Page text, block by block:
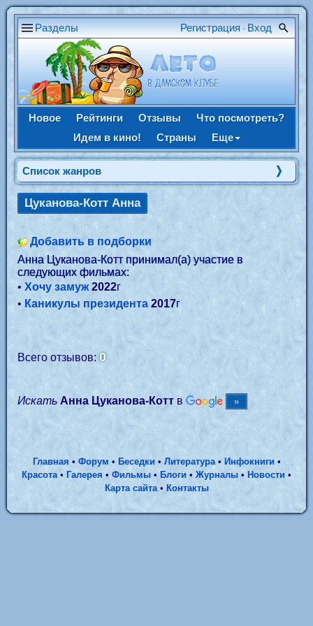
Разделы Регистрация • Вход
Новое Рейтинги Отзывы
Что посмотреть?
Идем в кино!
Страны Еще
Список жанров
Цуканова-Котт Анна
Добавить в подборки
Анна Цуканова-Котт принимал(а) участие в
следующих фильмах:
•Хочу замуж 2022г
• Каникулы президента 2017г
Всего отзывов:0
Искать Анна Цуканова-Коттв
Главная •Форум•Беседки• Литература• Инфокниги•
Красота• Галерея • Фильмы •Блоги • Журналы • Новости •
Карта сайта• Контакты